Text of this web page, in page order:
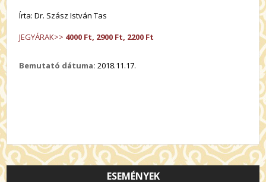
Írta: Dr. Szász István Tas
JEGYÁRAK>> 4000 Ft, 2900 Ft, 2200 Ft
Bemutató dátuma: 2018.11.17.
ESEMÉNYEK